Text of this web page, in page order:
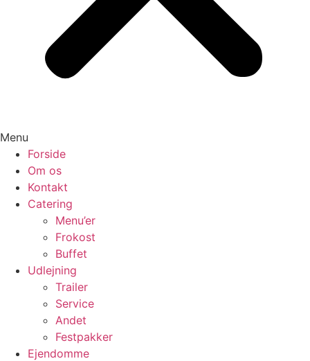
Menu
Forside
Om os
Kontakt
Catering
Menu’er
Frokost
Buffet
Udlejning
Trailer
Service
Andet
Festpakker
Ejendomme